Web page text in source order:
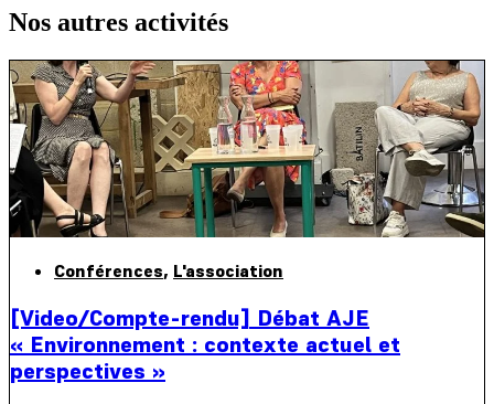
Nos autres activités
Conférences, L'association
[Video/Compte-rendu] Débat AJE
« Environnement : contexte actuel et
perspectives »